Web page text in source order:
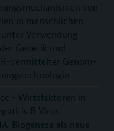
von
in menschlichen
Verwendung
Genetik und
vermittelter Genom-
- Wirtsfaktoren in
B Virus
Biogenese als neue